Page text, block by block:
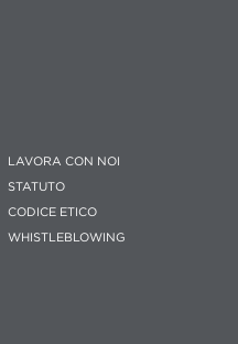
LAVORA CON NOI
STATUTO
CODICE ETICO
WHISTLEBLOWING